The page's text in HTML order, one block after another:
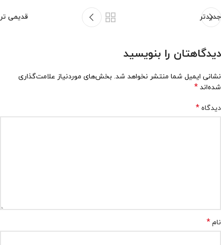
جدیدتر قدیمی تر
دیدگاهتان را بنویسید
نشانی ایمیل شما منتشر نخواهد شد. بخش‌های موردنیاز علامت‌گذاری
شده‌اند *
دیدگاه *
نام *